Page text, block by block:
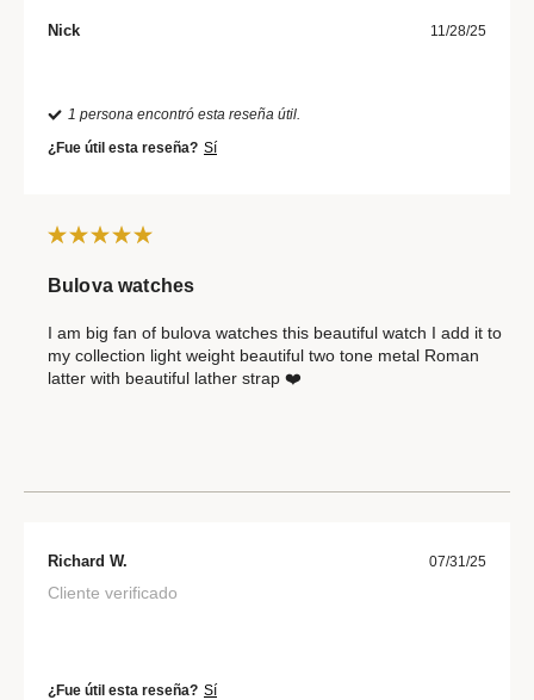
Nick 11/28/25
1 persona encontró esta reseña útil.
¿Fue útil esta reseña? Sí
Bulova watches
I am big fan of bulova watches this beautiful watch I add it to
my collection light weight beautiful two tone metal Roman
latter with beautiful lather strap ❤️
Richard W. 07/31/25
Cliente verificado
¿Fue útil esta reseña? Sí